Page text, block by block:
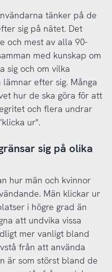
tänker på de
sig på nätet. Det
och mest av alla 90-
med kunskap om
sig och om vilka
efter sig. Många
hur de ska göra för att
och flera undrar
ur".
sig på olika
hur män och kvinnor
Män klickar ur
i högre grad än
att undvika vissa
mer vanligt bland
från att använda
är som störst bland de